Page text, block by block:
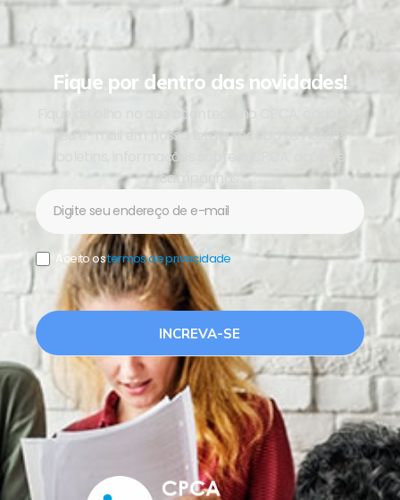
Fique por dentro das novidades!
Fique de olho no que acontece no CPCA, cadastre
seu e-mail em nossa lista e receba os nossos
boletins, informações sobre o CPCA, ações e
campanhas.
Aceito ostermos de privacidade.
INCREVA-SE